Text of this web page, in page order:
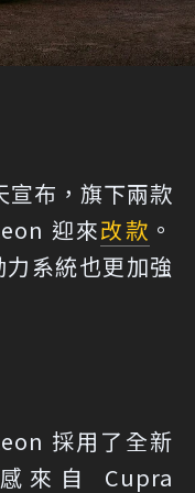
宣布，旗下兩款
迎來改款 。
系統也更加強
採用了全新
來自 Cupra